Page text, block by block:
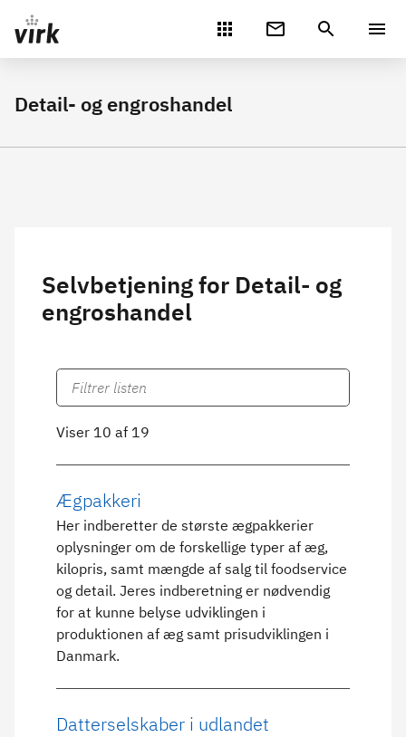
Gå direkte til indhold
Detail- og engroshandel
Selvbetjening for Detail- og
engroshandel
Viser 10 af 19
Ægpakkeri
Her indberetter de største ægpakkerier
oplysninger om de forskellige typer af æg,
kilopris, samt mængde af salg til foodservice
og detail. Jeres indberetning er nødvendig
for at kunne belyse udviklingen i
produktionen af æg samt prisudviklingen i
Danmark.
Datterselskaber i udlandet